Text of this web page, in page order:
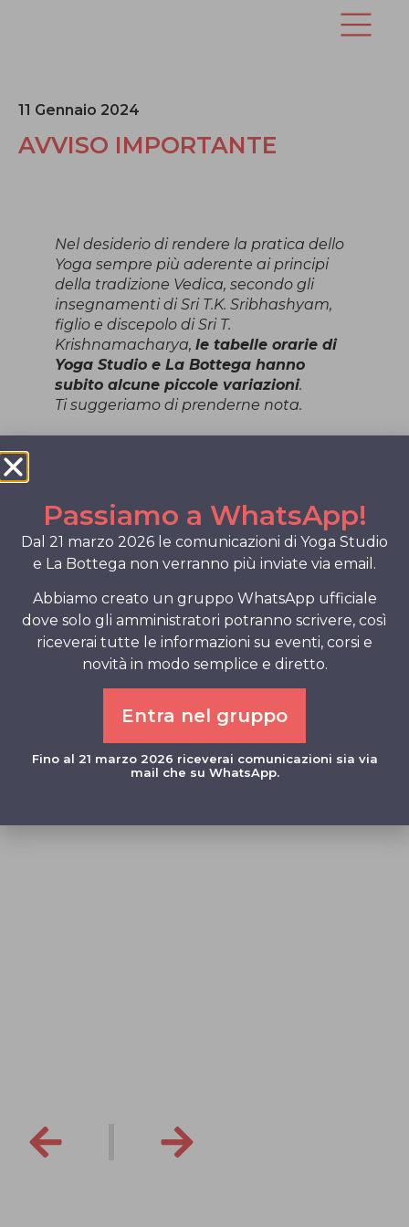
11 Gennaio 2024
AVVISO IMPORTANTE
Nel desiderio di rendere la pratica dello
Yoga sempre più aderente ai principi
della tradizione Vedica, secondo gli
insegnamenti di Sri T.K. Sribhashyam,
figlio e discepolo di Sri T.
Krishnamacharya, le tabelle orarie di
Yoga Studio e La Bottega hanno
subito alcune piccole variazioni.
Ti suggeriamo di prenderne nota.
Studio
LA BOTTEGA
Corte Policreti – corso Vittorio Emanuele,
Scarica il nuovo planner orario de La
Bottega
Per ogni chiarimento in merito puoi
contattare la segreteria inviando un
messaggio WhatsApp a
Lo Staff di Yoga Studio – La Bottega
Passiamo a WhatsApp!
Dal 21 marzo 2026 le comunicazioni di Yoga Studio
e La Bottega non verranno più inviate via email.
Abbiamo creato un gruppo WhatsApp ufficiale
dove solo gli amministratori potranno scrivere, così
riceverai tutte le informazioni su eventi, corsi e
novità in modo semplice e diretto.
Entra nel gruppo
Fino al 21 marzo 2026 riceverai comunicazioni sia via
mail che su WhatsApp.